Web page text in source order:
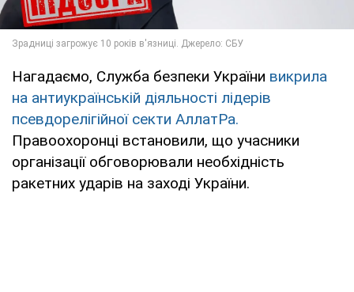
Нагадаємо, Служба безпеки України викрила
на антиукраїнській діяльності лідерів
псевдорелігійної секти АллатРа.
Правоохоронці встановили, що учасники
організації обговорювали необхідність
ракетних ударів на заході України.